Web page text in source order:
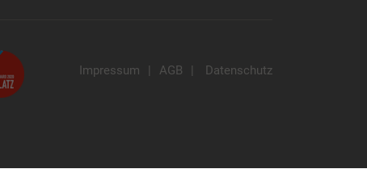
Impressum AGB Datenschutz